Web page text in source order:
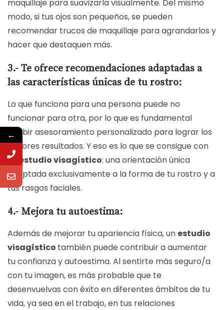
maquillaje para suavizarla visualmente. Del mismo
modo, si tus ojos son pequeños, se pueden
recomendar trucos de maquillaje para agrandarlos y
hacer que destaquen más.
3.- Te ofrece recomendaciones adaptadas a
las características únicas de tu rostro:
Lo que funciona para una persona puede no
funcionar para otra, por lo que es fundamental
recibir asesoramiento personalizado para lograr los
mejores resultados. Y eso es lo que se consigue con
un
estudio visagístico: una orientación única
adaptada exclusivamente a la forma de tu rostro y a
tus rasgos faciales.
4.- Mejora tu autoestima:
Además de mejorar tu apariencia física, un estudio
visagístico también puede contribuir a aumentar
tu confianza y autoestima. Al sentirte más seguro/a
con tu imagen, es más probable que te
desenvuelvas con éxito en diferentes ámbitos de tu
vida, ya sea en el trabajo, en tus relaciones
←